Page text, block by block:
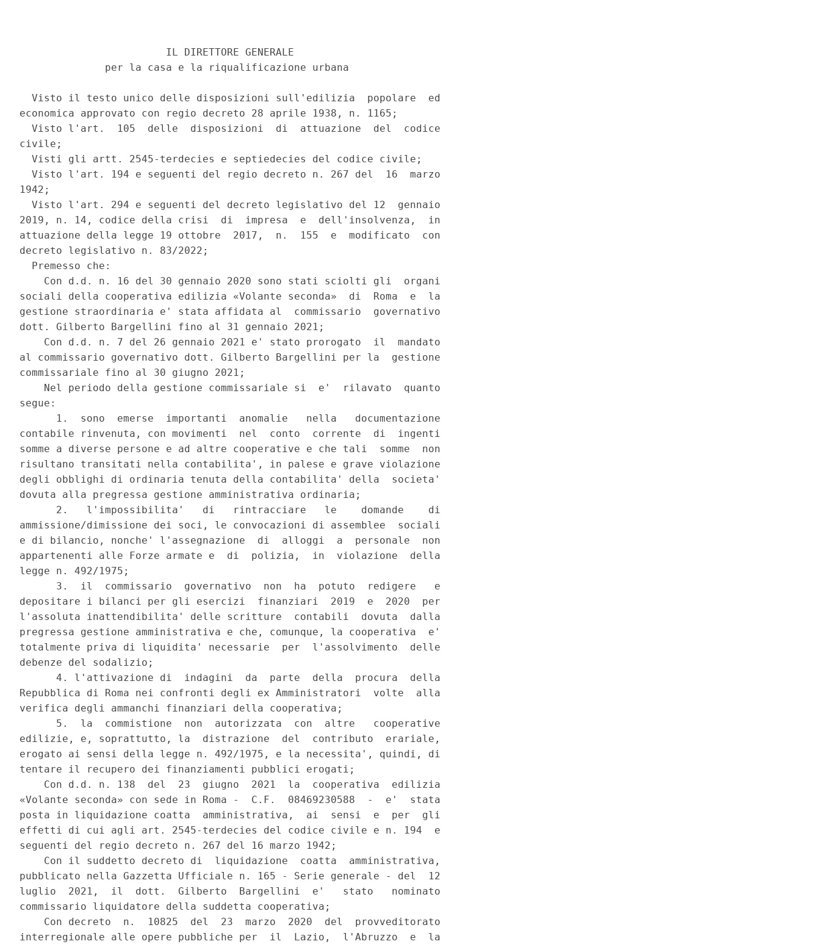
                        IL DIRETTORE GENERALE
              per la casa e la riqualificazione urbana
  Visto il testo unico delle disposizioni sull'edilizia  popolare  ed
economica approvato con regio decreto 28 aprile 1938, n. 1165;
  Visto l'art.  105  delle  disposizioni  di  attuazione  del  codice
civile;
  Visti gli artt. 2545-terdecies e septiedecies del codice civile;
  Visto l'art. 194 e seguenti del regio decreto n. 267 del  16  marzo
1942;
  Visto l'art. 294 e seguenti del decreto legislativo del 12  gennaio
2019, n. 14, codice della crisi  di  impresa  e  dell'insolvenza,  in
attuazione della legge 19 ottobre  2017,  n.  155  e  modificato  con
decreto legislativo n. 83/2022;
  Premesso che:
    Con d.d. n. 16 del 30 gennaio 2020 sono stati sciolti gli  organi
sociali della cooperativa edilizia «Volante seconda»  di  Roma  e  la
gestione straordinaria e' stata affidata al  commissario  governativo
dott. Gilberto Bargellini fino al 31 gennaio 2021;
    Con d.d. n. 7 del 26 gennaio 2021 e' stato prorogato  il  mandato
al commissario governativo dott. Gilberto Bargellini per la  gestione
commissariale fino al 30 giugno 2021;
    Nel periodo della gestione commissariale si  e'  rilavato  quanto
segue:
      1.  sono  emerse  importanti  anomalie   nella   documentazione
contabile rinvenuta, con movimenti  nel  conto  corrente  di  ingenti
somme a diverse persone e ad altre cooperative e che tali  somme  non
risultano transitati nella contabilita', in palese e grave violazione
degli obblighi di ordinaria tenuta della contabilita' della  societa'
dovuta alla pregressa gestione amministrativa ordinaria;
      2.   l'impossibilita'   di   rintracciare   le    domande    di
ammissione/dimissione dei soci, le convocazioni di assemblee  sociali
e di bilancio, nonche' l'assegnazione  di  alloggi  a  personale  non
appartenenti alle Forze armate e  di  polizia,  in  violazione  della
legge n. 492/1975;
      3.  il  commissario  governativo  non  ha  potuto  redigere   e
depositare i bilanci per gli esercizi  finanziari  2019  e  2020  per
l'assoluta inattendibilita' delle scritture  contabili  dovuta  dalla
pregressa gestione amministrativa e che, comunque, la cooperativa  e'
totalmente priva di liquidita' necessarie  per  l'assolvimento  delle
debenze del sodalizio;
      4. l'attivazione di  indagini  da  parte  della  procura  della
Repubblica di Roma nei confronti degli ex Amministratori  volte  alla
verifica degli ammanchi finanziari della cooperativa;
      5.  la  commistione  non  autorizzata  con  altre   cooperative
edilizie, e, soprattutto, la  distrazione  del  contributo  erariale,
erogato ai sensi della legge n. 492/1975, e la necessita', quindi, di
tentare il recupero dei finanziamenti pubblici erogati;
    Con d.d. n. 138  del  23  giugno  2021  la  cooperativa  edilizia
«Volante seconda» con sede in Roma -  C.F.  08469230588  -  e'  stata
posta in liquidazione coatta  amministrativa,  ai  sensi  e  per  gli
effetti di cui agli art. 2545-terdecies del codice civile e n. 194  e
seguenti del regio decreto n. 267 del 16 marzo 1942;
    Con il suddetto decreto di  liquidazione  coatta  amministrativa,
pubblicato nella Gazzetta Ufficiale n. 165 - Serie generale - del  12
luglio  2021,  il  dott.  Gilberto  Bargellini  e'   stato   nominato
commissario liquidatore della suddetta cooperativa;
    Con decreto  n.  10825  del  23  marzo  2020  del  provveditorato
interregionale alle opere pubbliche per  il  Lazio,  l'Abruzzo  e  la